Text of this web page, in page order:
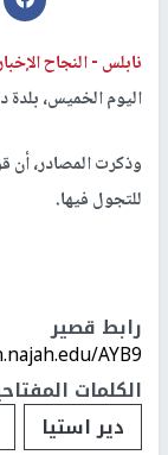
نابلس -النجاح
اليوم الخميس،
وذكرت المصادر، أن
للتجول فيها.
رابط قصير
AYB9/
الكلمات
دير استيا